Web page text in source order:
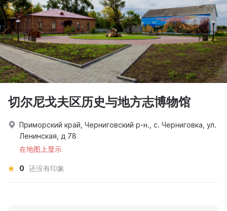
切尔尼戈夫区历史与地方志博物馆
Приморский край, Черниговский р-н., с. Черниговка, ул.
Ленинская, д 78
在地图上显示
0 还没有印象